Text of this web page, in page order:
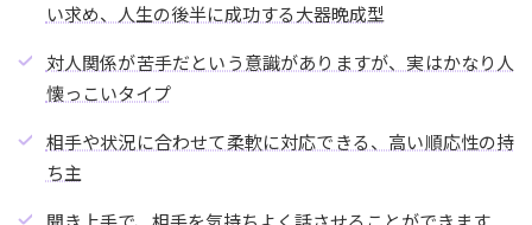
い求め、人生の後半に成功する大器晩成型
対人関係が苦手だという意識がありますが、実はかなり人
懐っこいタイプ
相手や状況に合わせて柔軟に対応できる、高い順応性の持
ち主